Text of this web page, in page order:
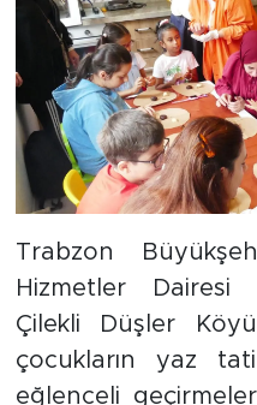
Trabzon
Hizmetler Dairesi
Çilekli Düşler
çocukların yaz
eğlenceli